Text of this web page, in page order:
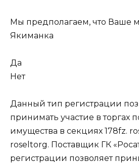
Мы предполагаем, что Ваше
Якиманка
Да
Нет
Данный тип регистрации
принимать участие в торгах
имущества в секциях 178fz.
roseltorg. Поставщик ГК
регистрации позволяет